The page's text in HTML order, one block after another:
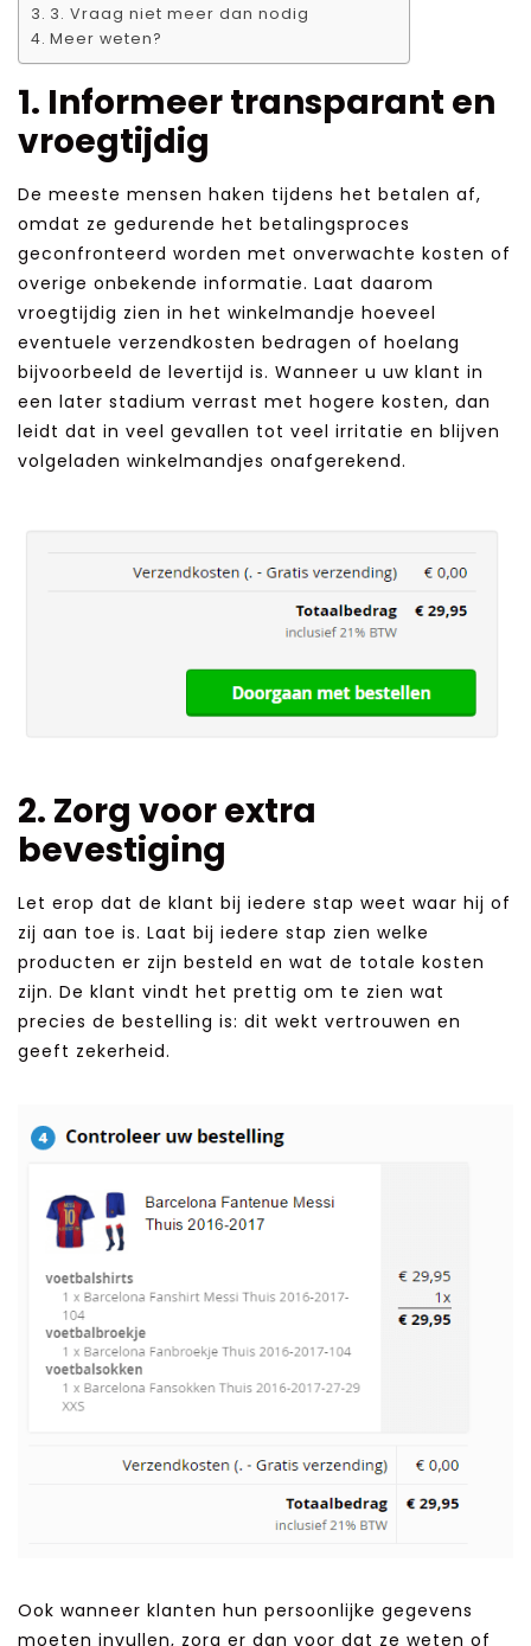
3. Vraag niet meer dan nodig
Meer weten?
1. Informeer transparant en
vroegtijdig
De meeste mensen haken tijdens het betalen af,
omdat ze gedurende het betalingsproces
geconfronteerd worden met onverwachte kosten of
overige onbekende informatie. Laat daarom
vroegtijdig zien in het winkelmandje hoeveel
eventuele verzendkosten bedragen of hoelang
bijvoorbeeld de levertijd is. Wanneer u uw klant in
een later stadium verrast met hogere kosten, dan
leidt dat in veel gevallen tot veel irritatie en blijven
volgeladen winkelmandjes onafgerekend.
2. Zorg voor extra
bevestiging
Let erop dat de klant bij iedere stap weet waar hij of
zij aan toe is. Laat bij iedere stap zien welke
producten er zijn besteld en wat de totale kosten
zijn. De klant vindt het prettig om te zien wat
precies de bestelling is: dit wekt vertrouwen en
geeft zekerheid.
Ook wanneer klanten hun persoonlijke gegevens
moeten invullen, zorg er dan voor dat ze weten of